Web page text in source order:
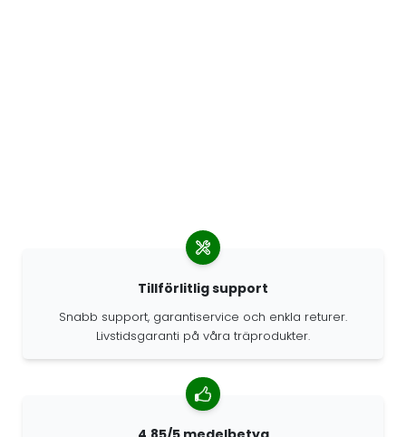
Tillförlitlig support
Snabb support, garantiservice och enkla returer.
Livstidsgaranti på våra träprodukter.